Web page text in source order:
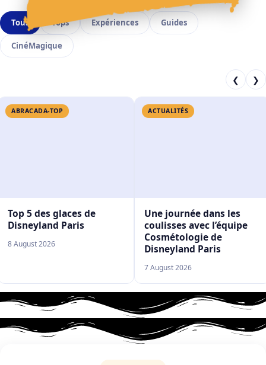
Tous Tops Expériences Guides
CinéMagique
❮ ❯
ABRACADA-TOP
Top 5 des glaces de
Disneyland Paris
8 August 2026
ACTUALITÉS
Une journée dans les
coulisses avec l’équipe
Cosmétologie de
Disneyland Paris
7 August 2026